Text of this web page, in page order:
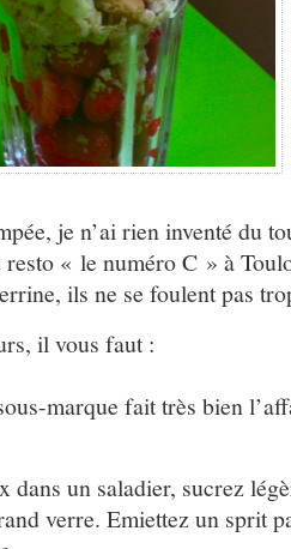
je n’ai rien inventé du
« le numéro C » à
ils ne se foulent pas
il vous faut :
marque fait très bien
dans un saladier, sucrez
verre. Emiettez un sprit